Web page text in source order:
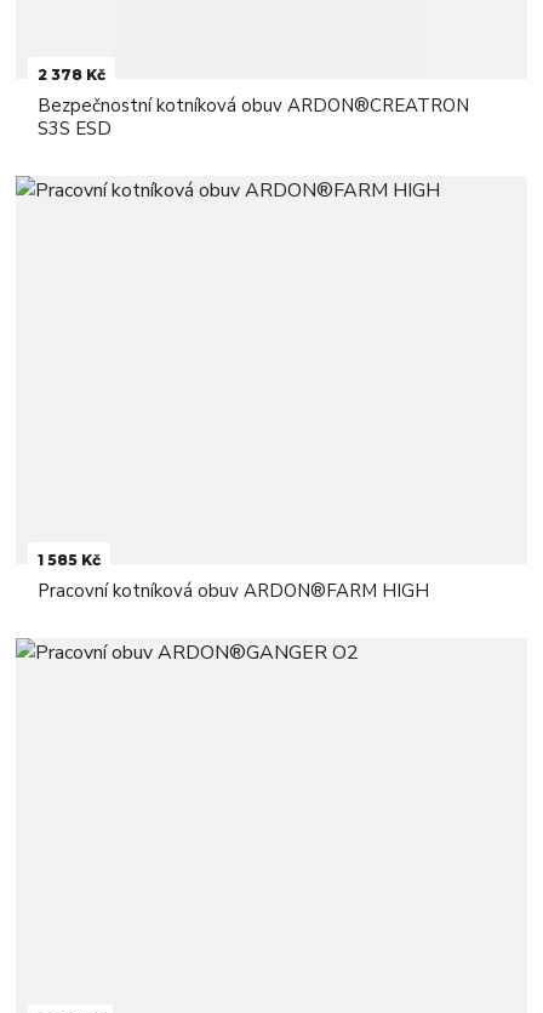
2 378 Kč
Bezpečnostní kotníková obuv ARDON®CREATRON
S3S ESD
1 585 Kč
Pracovní kotníková obuv ARDON®FARM HIGH